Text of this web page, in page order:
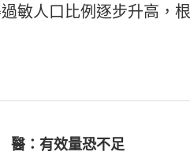
敏人口比例逐步升高，
醫：有效量恐不足